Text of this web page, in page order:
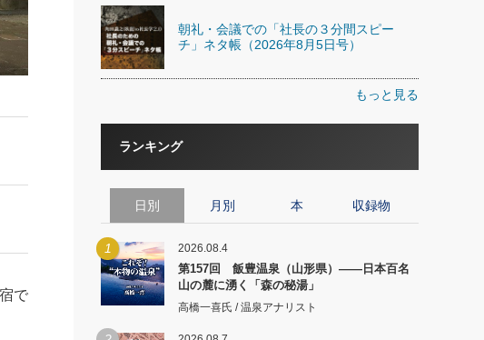
で
朝礼・会議での「社長の３分間スピー
チ」ネタ帳（2026年8月5日号）
もっと見る
ランキング
日別 月別 本 収録物
1 2026.08.4
第157回 飯豊温泉（山形県）――日本百名
山の麓に湧く「森の秘湯」
高橋一喜氏 / 温泉アナリスト